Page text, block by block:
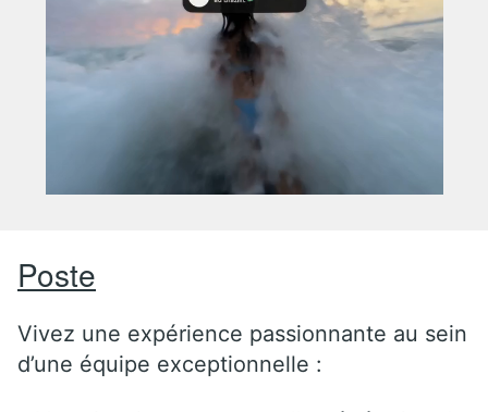
Poste
Vivez une expérience passionnante au sein
d’une équipe exceptionnelle :